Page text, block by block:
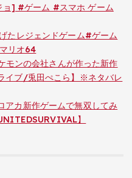
ョ] #ゲーム #スマホ ゲーム
たレジェンドゲーム#ゲーム
リオ64
ンの会社さんが作った新作
イブ/兎田ぺこら】※ネタバレ
アカ新作ゲームで無双してみ
】